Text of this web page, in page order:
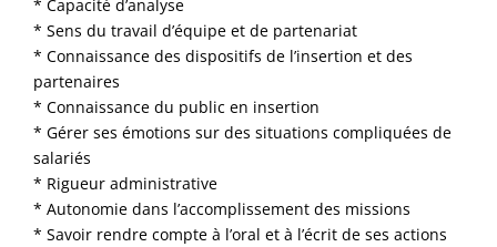
* Capacité d’analyse
* Sens du travail d’équipe et de partenariat
* Connaissance des dispositifs de l’insertion et des
partenaires
* Connaissance du public en insertion
* Gérer ses émotions sur des situations compliquées de
salariés
* Rigueur administrative
* Autonomie dans l’accomplissement des missions
* Savoir rendre compte à l’oral et à l’écrit de ses actions